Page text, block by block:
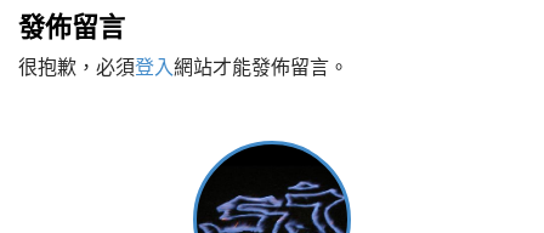
t
n
a
發佈留言
很抱歉，必須登入網站才能發佈留言。